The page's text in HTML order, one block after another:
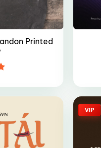
Printed
VIP